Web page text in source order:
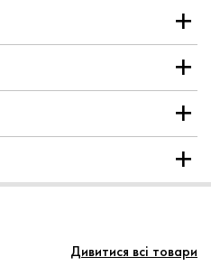
Дивитися всі товари